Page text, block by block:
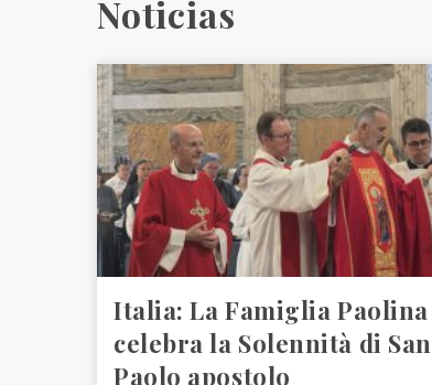
Noticias
Italia: La Famiglia Paolina
celebra la Solennità di San
Paolo apostolo